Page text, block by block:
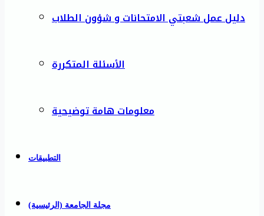
دليل عمل شعبتي الامتحانات و شؤون الطلاب
الأسئلة المتكررة
معلومات هامة توضيحية
التطبيقات
مجلة الجامعة (الرئيسية)